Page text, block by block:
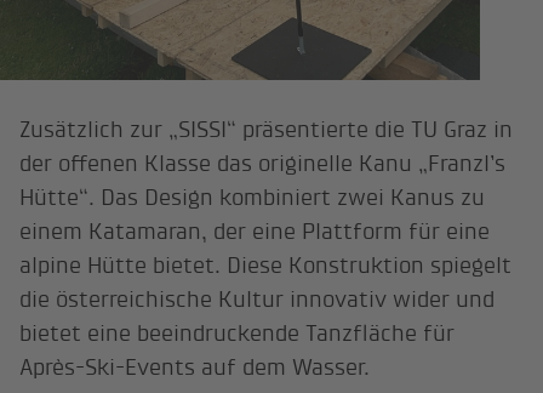
Zusätzlich zur „SISSI“ präsentierte die TU Graz in
der offenen Klasse das originelle Kanu „Franzl’s
Hütte“. Das Design kombiniert zwei Kanus zu
einem Katamaran, der eine Plattform für eine
alpine Hütte bietet. Diese Konstruktion spiegelt
die österreichische Kultur innovativ wider und
bietet eine beeindruckende Tanzfläche für
Après-Ski-Events auf dem Wasser.